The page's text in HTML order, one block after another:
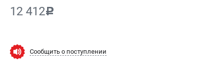
СЕРВИС
12 412c
Сообщить о поступлении